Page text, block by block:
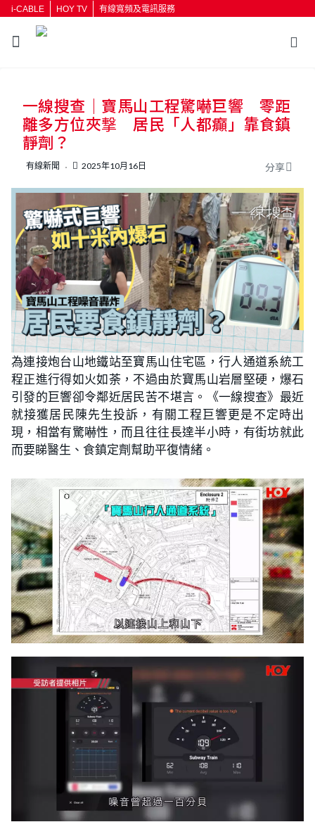
i-CABLE HOY TV 有線寬頻及電訊服務
按輸入鍵開始搜尋
一線搜查｜寶馬山工程驚嚇巨響 零距
離多方位夾撃 居民「人都癲」靠食鎮
靜劑？
有線新聞 2025年10月16日 分享
為連接炮台山地鐵站至寶馬山住宅區，行人通道系統工
程正進行得如火如荼，不過由於寶馬山岩層堅硬，爆石
引發的巨響卻令鄰近居民苦不堪言。《一線搜查》最近
就接獲居民陳先生投訴，有關工程巨響更是不定時出
現，相當有驚嚇性，而且往往長達半小時，有街坊就此
而要睇醫生、食鎮定劑幫助平復情緒。